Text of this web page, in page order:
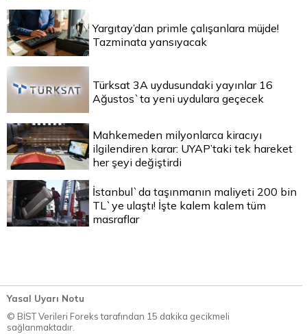
Yargıtay’dan primle çalışanlara müjde!
Tazminata yansıyacak
Türksat 3A uydusundaki yayınlar 16
Ağustos`ta yeni uydulara geçecek
Mahkemeden milyonlarca kiracıyı
ilgilendiren karar: UYAP’taki tek hareket
her şeyi değiştirdi
İstanbul`da taşınmanın maliyeti 200 bin
TL`ye ulaştı! İşte kalem kalem tüm
masraflar
Yasal Uyarı Notu
© BİST Verileri Foreks tarafından 15 dakika gecikmeli
sağlanmaktadır.